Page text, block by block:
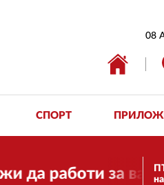
08
СПОРТ
за вас и за